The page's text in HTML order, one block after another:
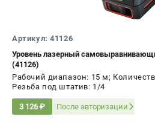
Генераторы дизельные
Генераторы инверторные
Генераторы сварочные
Артикул: 41126
Уровень лазерный
(41126)
Рабочий диапазон: 15 м;
Резьба под штатив: 1/4
3 126 ₽ После авторизации